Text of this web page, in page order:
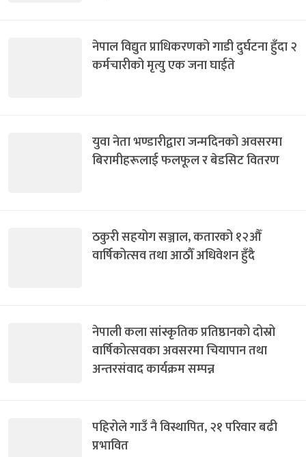
नेपाल विद्युत प्राधिकरणको गाडी दुर्घटना हुँदा २
कर्मचारीको मृत्यु एक जना घाईते
युवा नेता भण्डारीद्वारा जन्मदिनको अवसरमा
बिरामीहरूलाई फलफूल र बेडसिट वितरण
ठकुरी सहयोग सञ्जाल, कतारको १२औँ
वार्षिकोत्सव तथा आठौँ अधिवेशन हुँदै
नेपाली कला सांस्कृतिक प्रतिष्ठानको दोस्रो
वार्षिकोत्सवका अवसरमा चियापान तथा
अन्तरसंवाद कार्यक्रम सम्पन्न
पहिरोले गाउँ नै विस्थापित, २१ परिवार बढी
प्रभावित